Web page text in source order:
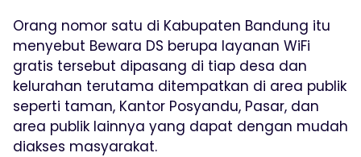
Orang nomor satu di Kabupaten Bandung itu
menyebut Bewara DS berupa layanan WiFi
gratis tersebut dipasang di tiap desa dan
kelurahan terutama ditempatkan di area publik
seperti taman, Kantor Posyandu, Pasar, dan
area publik lainnya yang dapat dengan mudah
diakses masyarakat.